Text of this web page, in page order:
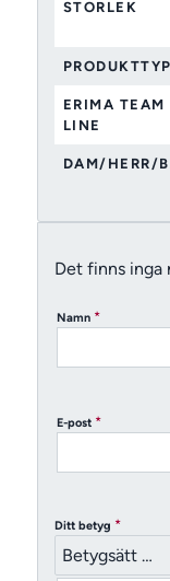
STORLEK
PRODUKTTYP
ERIMA TEAM
LINE
DAM/HERR/
Det finns inga
Namn *
E-post *
Ditt betyg *